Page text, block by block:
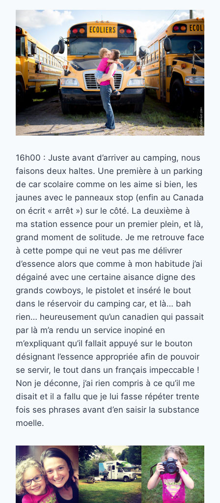
16h00 : Juste avant d’arriver au camping, nous
faisons deux haltes. Une première à un parking
de car scolaire comme on les aime si bien, les
jaunes avec le panneaux stop (enfin au Canada
on écrit « arrêt ») sur le côté. La deuxième à
ma station essence pour un premier plein, et là,
grand moment de solitude. Je me retrouve face
à cette pompe qui ne veut pas me délivrer
d’essence alors que comme à mon habitude j’ai
dégainé avec une certaine aisance digne des
grands cowboys, le pistolet et inséré le bout
dans le réservoir du camping car, et là… bah
rien… heureusement qu’un canadien qui passait
par là m’a rendu un service inopiné en
m’expliquant qu’il fallait appuyé sur le bouton
désignant l’essence appropriée afin de pouvoir
se servir, le tout dans un français impeccable !
Non je déconne, j’ai rien compris à ce qu’il me
disait et il a fallu que je lui fasse répéter trente
fois ses phrases avant d’en saisir la substance
moelle.